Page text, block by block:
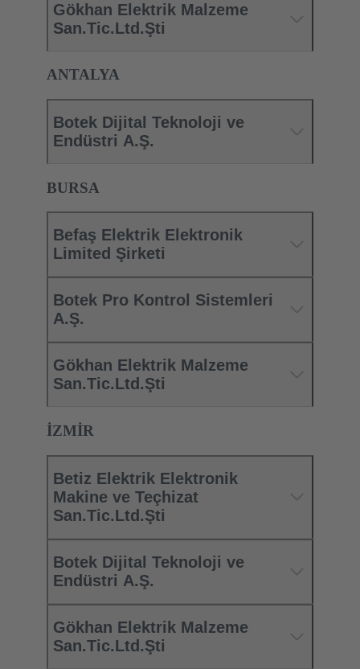
Gökhan Elektrik Malzeme
San.Tic.Ltd.Şti
ANTALYA
Botek Dijital Teknoloji ve
Endüstri A.Ş.
BURSA
Befaş Elektrik Elektronik
Limited Şirketi
Botek Pro Kontrol Sistemleri
A.Ş.
Gökhan Elektrik Malzeme
San.Tic.Ltd.Şti
İZMİR
Betiz Elektrik Elektronik
Makine ve Teçhizat
San.Tic.Ltd.Şti
Botek Dijital Teknoloji ve
Endüstri A.Ş.
Gökhan Elektrik Malzeme
San.Tic.Ltd.Şti